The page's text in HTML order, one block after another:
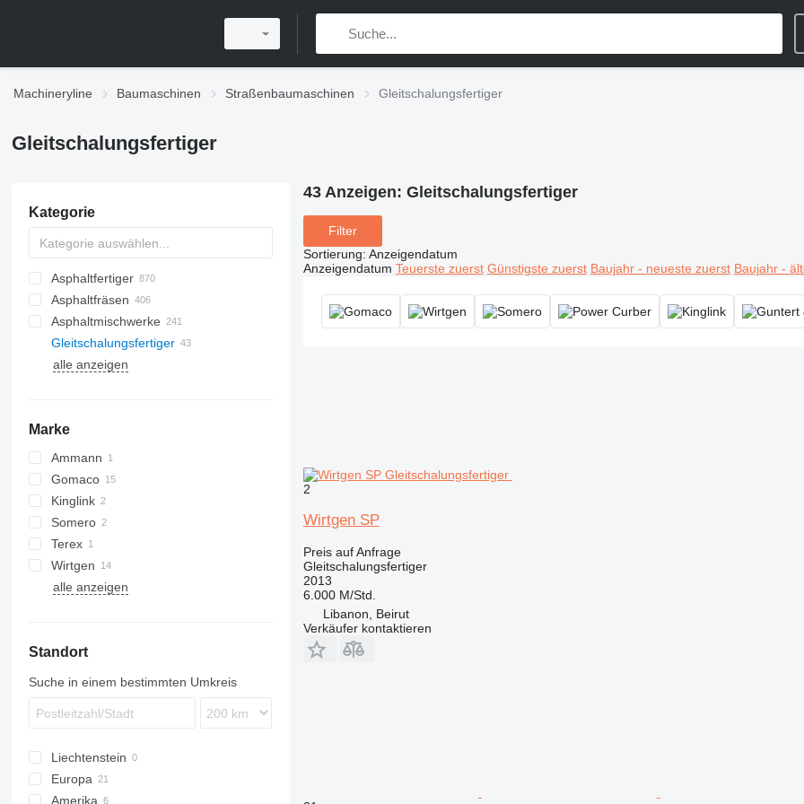
Machineryline Baumaschinen Straßenbaumaschinen Gleitschalungsfertiger
Gleitschalungsfertiger
Kategorie
Asphaltfertiger
Kettenfertiger
Radfertiger
Asphaltfräsen
Asphaltmischwerke
Gleitschalungsfertiger
alle anzeigen
Marke
Ammann
AFW
Gomaco
GT
Kinglink
Somero
S240
Terex
Wirtgen
SP
alle anzeigen
Standort
Suche in einem bestimmten Umkreis
Liechtenstein
Europa
Niederlande
Amerika
43 Anzeigen: Gleitschalungsfertiger
Filter
Sortierung: Anzeigendatum
Anzeigendatum Teuerste zuerst Günstigste zuerst Baujahr - neueste zuerst Baujahr -
2
Wirtgen SP
Preis auf Anfrage
Gleitschalungsfertiger
2013
6.000 M/Std.
Libanon, Beirut
Verkäufer kontaktieren